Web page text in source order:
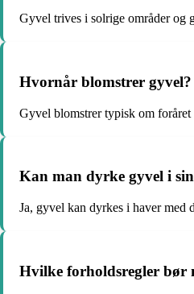
Gyvel trives i solrige områder og
Hvornår blomstrer gyvel?
Gyvel blomstrer typisk om foråret
Kan man dyrke gyvel i
Ja, gyvel kan dyrkes i haver med
Hvilke forholdsregler bør